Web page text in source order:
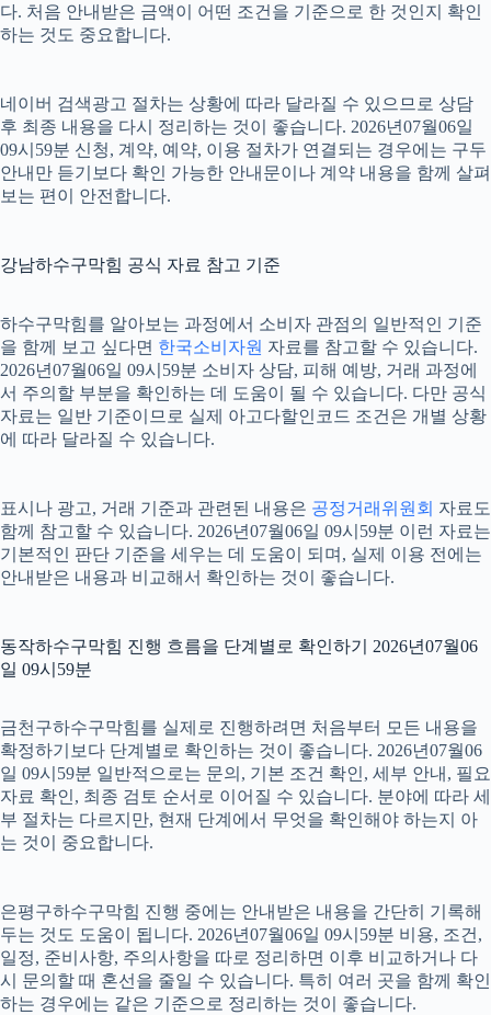
다. 처음 안내받은 금액이 어떤 조건을 기준으로 한 것인지 확인
하는 것도 중요합니다.
네이버 검색광고 절차는 상황에 따라 달라질 수 있으므로 상담
후 최종 내용을 다시 정리하는 것이 좋습니다. 2026년07월06일
09시59분 신청, 계약, 예약, 이용 절차가 연결되는 경우에는 구두
안내만 듣기보다 확인 가능한 안내문이나 계약 내용을 함께 살펴
보는 편이 안전합니다.
강남하수구막힘 공식 자료 참고 기준
하수구막힘를 알아보는 과정에서 소비자 관점의 일반적인 기준
을 함께 보고 싶다면 한국소비자원 자료를 참고할 수 있습니다.
2026년07월06일 09시59분 소비자 상담, 피해 예방, 거래 과정에
서 주의할 부분을 확인하는 데 도움이 될 수 있습니다. 다만 공식
자료는 일반 기준이므로 실제 아고다할인코드 조건은 개별 상황
에 따라 달라질 수 있습니다.
표시나 광고, 거래 기준과 관련된 내용은 공정거래위원회 자료도
함께 참고할 수 있습니다. 2026년07월06일 09시59분 이런 자료는
기본적인 판단 기준을 세우는 데 도움이 되며, 실제 이용 전에는
안내받은 내용과 비교해서 확인하는 것이 좋습니다.
동작하수구막힘 진행 흐름을 단계별로 확인하기 2026년07월06
일 09시59분
금천구하수구막힘를 실제로 진행하려면 처음부터 모든 내용을
확정하기보다 단계별로 확인하는 것이 좋습니다. 2026년07월06
일 09시59분 일반적으로는 문의, 기본 조건 확인, 세부 안내, 필요
자료 확인, 최종 검토 순서로 이어질 수 있습니다. 분야에 따라 세
부 절차는 다르지만, 현재 단계에서 무엇을 확인해야 하는지 아
는 것이 중요합니다.
은평구하수구막힘 진행 중에는 안내받은 내용을 간단히 기록해
두는 것도 도움이 됩니다. 2026년07월06일 09시59분 비용, 조건,
일정, 준비사항, 주의사항을 따로 정리하면 이후 비교하거나 다
시 문의할 때 혼선을 줄일 수 있습니다. 특히 여러 곳을 함께 확인
하는 경우에는 같은 기준으로 정리하는 것이 좋습니다.